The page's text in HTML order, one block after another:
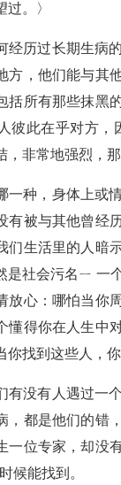
。〉
经历过长期生病
方，他们能与其
括所有那些抹黑
彼此在乎对方，
，非常地强烈，
一种，身体上或
有被与其他曾经
们生活里的人暗
是社会污名ㄧ 一
放心：哪怕当你
懂得你在人生中
你找到这些人，
有没有人遇过一
，都是他们的错
一位专家，却没
候能找到。